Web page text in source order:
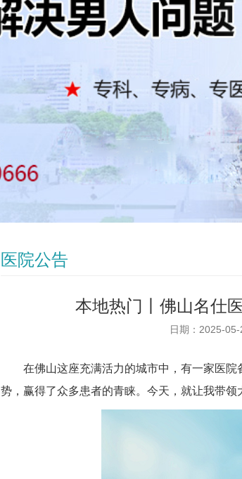
医院公告
本地热门丨佛山名仕
日期：2025-
在佛山这座充满活力的城市中，有一家医
势，赢得了众多患者的青睐。今天，就让我带领